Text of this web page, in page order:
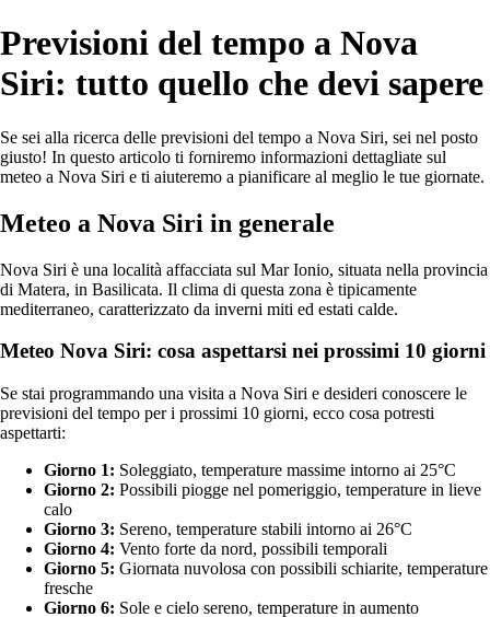
Previsioni del tempo a Nova
Siri: tutto quello che devi sapere
Se sei alla ricerca delle previsioni del tempo a Nova Siri, sei nel posto
giusto! In questo articolo ti forniremo informazioni dettagliate sul
meteo a Nova Siri e ti aiuteremo a pianificare al meglio le tue giornate.
Meteo a Nova Siri in generale
Nova Siri è una località affacciata sul Mar Ionio, situata nella provincia
di Matera, in Basilicata. Il clima di questa zona è tipicamente
mediterraneo, caratterizzato da inverni miti ed estati calde.
Meteo Nova Siri: cosa aspettarsi nei prossimi 10 giorni
Se stai programmando una visita a Nova Siri e desideri conoscere le
previsioni del tempo per i prossimi 10 giorni, ecco cosa potresti
aspettarti:
Giorno 1: Soleggiato, temperature massime intorno ai 25°C
Giorno 2: Possibili piogge nel pomeriggio, temperature in lieve
calo
Giorno 3: Sereno, temperature stabili intorno ai 26°C
Giorno 4: Vento forte da nord, possibili temporali
Giorno 5: Giornata nuvolosa con possibili schiarite, temperature
fresche
Giorno 6: Sole e cielo sereno, temperature in aumento